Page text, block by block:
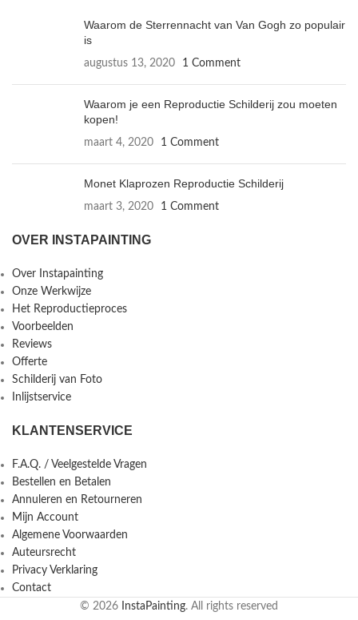
Waarom de Sterrennacht van Van Gogh zo populair
is
augustus 13, 2020 1 Comment
Waarom je een Reproductie Schilderij zou moeten
kopen!
maart 4, 2020 1 Comment
Monet Klaprozen Reproductie Schilderij
maart 3, 2020 1 Comment
OVER INSTAPAINTING
Over Instapainting
Onze Werkwijze
Het Reproductieproces
Voorbeelden
Reviews
Offerte
Schilderij van Foto
Inlijstservice
KLANTENSERVICE
F.A.Q. / Veelgestelde Vragen
Bestellen en Betalen
Annuleren en Retourneren
Mijn Account
Algemene Voorwaarden
Auteursrecht
Privacy Verklaring
Contact
© 2026
InstaPainting. All rights reserved